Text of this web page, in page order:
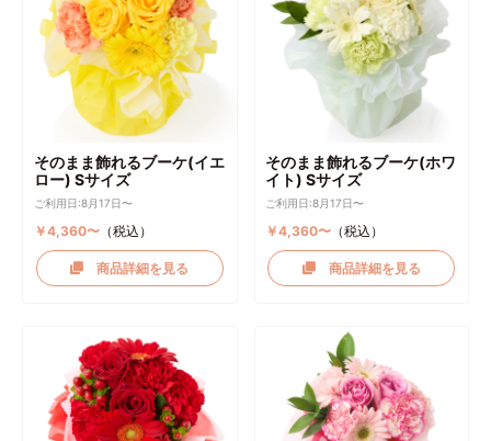
そのまま飾れるブーケ(イエ
ロー) Sサイズ
ご利用日:8月17日〜
￥4,360〜（税込）
商品詳細を見る
そのまま飾れるブーケ(ホワ
イト) Sサイズ
ご利用日:8月17日〜
￥4,360〜 （税込）
商品詳細を見る